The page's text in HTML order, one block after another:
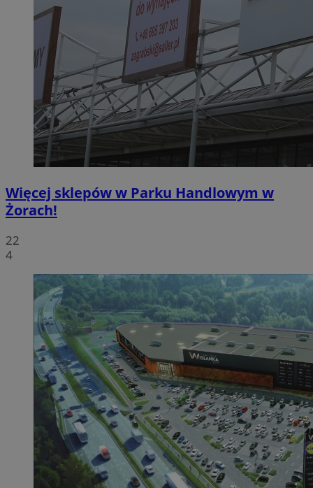
Więcej sklepów w Parku Handlowym w
Żorach!
22
4